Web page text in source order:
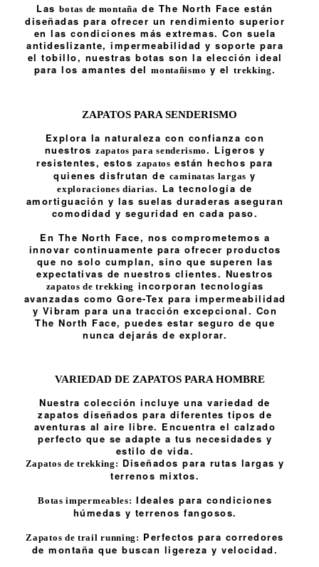
Lasbotas de montaña de The North Face están
diseñadas para ofrecer un rendimiento superior
en las condiciones más extremas. Con suela
antideslizante, impermeabilidad y soporte para
el tobillo, nuestras botas son la elección ideal
para los amantes delmontañismo y eltrekking.
ZAPATOS PARA SENDERISMO
Explora la naturaleza con confianza con
nuestroszapatos para senderismo. Ligeros y
resistentes, estos zapatos están hechos para
quienes disfrutan de caminatas largas y
exploraciones diarias. La tecnología de
amortiguación y las suelas duraderas aseguran
comodidad y seguridad en cada paso.
En The North Face, nos comprometemos a
innovar continuamente para ofrecer productos
que no solo cumplan, sino que superen las
expectativas de nuestros clientes. Nuestros
zapatos de trekking incorporan tecnologías
avanzadas como Gore-Tex para impermeabilidad
y Vibram para una tracción excepcional. Con
The North Face, puedes estar seguro de que
nunca dejarás de explorar.
VARIEDAD DE ZAPATOS PARA HOMBRE
Nuestra colección incluye una variedad de
zapatos diseñados para diferentes tipos de
aventuras al aire libre. Encuentra el calzado
perfecto que se adapte a tus necesidades y
estilo de vida.
Zapatos de trekking: Diseñados para rutas largas y
terrenos mixtos.
Botas impermeables: Ideales para condiciones
húmedas y terrenos fangosos.
Zapatos de trail running: Perfectos para corredores
de montaña que buscan ligereza y velocidad.